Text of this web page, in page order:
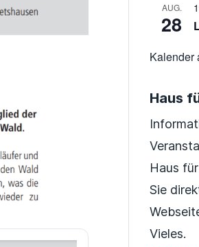
AUG.
28
Kalender
Haus
Haus
Sie
Vieles.